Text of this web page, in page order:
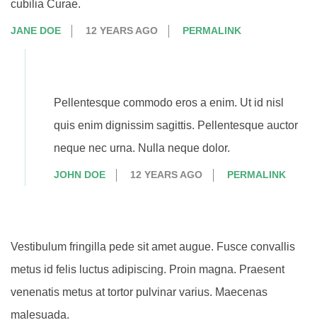
cubilia Curae.
JANE DOE 12 YEARS AGO PERMALINK
Pellentesque commodo eros a enim. Ut id nisl
quis enim dignissim sagittis. Pellentesque auctor
neque nec urna. Nulla neque dolor.
JOHN DOE 12 YEARS AGO PERMALINK
Vestibulum fringilla pede sit amet augue. Fusce convallis
metus id felis luctus adipiscing. Proin magna. Praesent
venenatis metus at tortor pulvinar varius. Maecenas
malesuada.